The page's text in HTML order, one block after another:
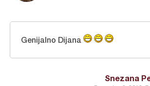
Snezana
Genijalno Dijana